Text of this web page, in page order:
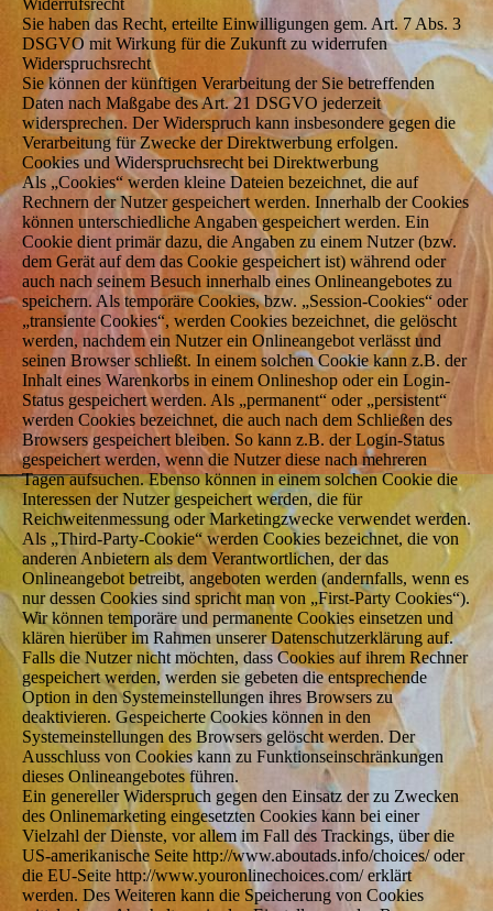
Widerrufsrecht
Sie haben das Recht, erteilte Einwilligungen gem. Art. 7 Abs. 3
DSGVO mit Wirkung für die Zukunft zu widerrufen
Widerspruchsrecht
Sie können der künftigen Verarbeitung der Sie betreffenden
Daten nach Maßgabe des Art. 21 DSGVO jederzeit
widersprechen. Der Widerspruch kann insbesondere gegen die
Verarbeitung für Zwecke der Direktwerbung erfolgen.
Cookies und Widerspruchsrecht bei Direktwerbung
Als „Cookies“ werden kleine Dateien bezeichnet, die auf
Rechnern der Nutzer gespeichert werden. Innerhalb der Cookies
können unterschiedliche Angaben gespeichert werden. Ein
Cookie dient primär dazu, die Angaben zu einem Nutzer (bzw.
dem Gerät auf dem das Cookie gespeichert ist) während oder
auch nach seinem Besuch innerhalb eines Onlineangebotes zu
speichern. Als temporäre Cookies, bzw. „Session-Cookies“ oder
„transiente Cookies“, werden Cookies bezeichnet, die gelöscht
werden, nachdem ein Nutzer ein Onlineangebot verlässt und
seinen Browser schließt. In einem solchen Cookie kann z.B. der
Inhalt eines Warenkorbs in einem Onlineshop oder ein Login-
Status gespeichert werden. Als „permanent“ oder „persistent“
werden Cookies bezeichnet, die auch nach dem Schließen des
Browsers gespeichert bleiben. So kann z.B. der Login-Status
gespeichert werden, wenn die Nutzer diese nach mehreren
Tagen aufsuchen. Ebenso können in einem solchen Cookie die
Interessen der Nutzer gespeichert werden, die für
Reichweitenmessung oder Marketingzwecke verwendet werden.
Als „Third-Party-Cookie“ werden Cookies bezeichnet, die von
anderen Anbietern als dem Verantwortlichen, der das
Onlineangebot betreibt, angeboten werden (andernfalls, wenn es
nur dessen Cookies sind spricht man von „First-Party Cookies“).
Wir können temporäre und permanente Cookies einsetzen und
klären hierüber im Rahmen unserer Datenschutzerklärung auf.
Falls die Nutzer nicht möchten, dass Cookies auf ihrem Rechner
gespeichert werden, werden sie gebeten die entsprechende
Option in den Systemeinstellungen ihres Browsers zu
deaktivieren. Gespeicherte Cookies können in den
Systemeinstellungen des Browsers gelöscht werden. Der
Ausschluss von Cookies kann zu Funktionseinschränkungen
dieses Onlineangebotes führen.
Ein genereller Widerspruch gegen den Einsatz der zu Zwecken
des Onlinemarketing eingesetzten Cookies kann bei einer
Vielzahl der Dienste, vor allem im Fall des Trackings, über die
US-amerikanische Seite http://www.aboutads.info/choices/ oder
die EU-Seite http://www.youronlinechoices.com/ erklärt
werden. Des Weiteren kann die Speicherung von Cookies